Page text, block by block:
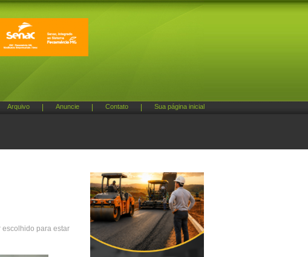
Arquivo Anuncie Contato Sua página inicial
escolhido para estar